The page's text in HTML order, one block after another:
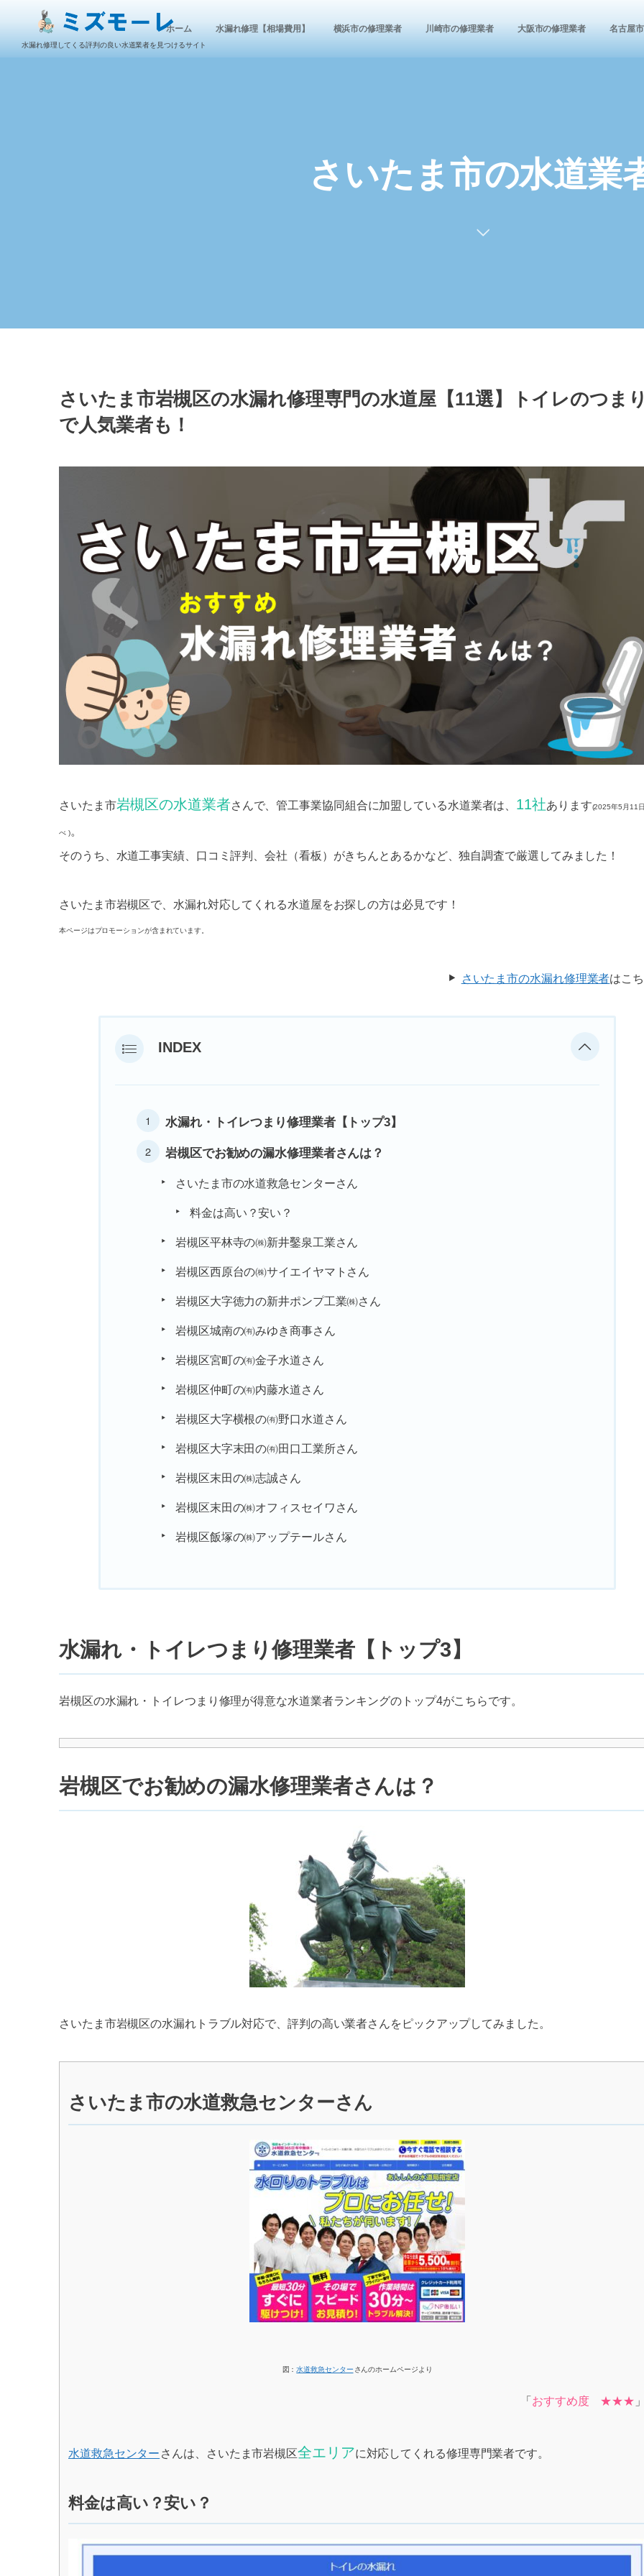
水漏れ修理してくる評判の良い水道業者を見つけるサイト
ホーム 水漏れ修理【相場費用】 横浜市の修理業者 川崎市の修理業者 大阪市の修理業者 名古屋
さいたま市の水道業
さいたま市岩槻区の水漏れ修理専門の水道屋【11選】トイレのつま
で人気業者も！
さいたま市岩槻区の水道業者さんで、管工事業協同組合に加盟している水道業者は、 11社あります(2025年5月11
べ )。
そのうち、水道工事実績、口コミ評判、会社（看板）がきちんとあるかなど、独自調査で厳選してみました！
さいたま市岩槻区で、水漏れ対応してくれる水道屋をお探しの方は必見です！
本ページはプロモーションが含まれています。
さいたま市の水漏れ修理業者はこ
INDEX
水漏れ・トイレつまり修理業者【トップ3】
岩槻区でお勧めの漏水修理業者さんは？
さいたま市の水道救急センターさん
料金は高い？安い？
岩槻区平林寺の㈱新井鑿泉工業さん
岩槻区西原台の㈱サイエイヤマトさん
岩槻区大字徳力の新井ポンプ工業㈱さん
岩槻区城南の㈲みゆき商事さん
岩槻区宮町の㈲金子水道さん
岩槻区仲町の㈲内藤水道さん
岩槻区大字横根の㈲野口水道さん
岩槻区大字末田の㈲田口工業所さん
岩槻区末田の㈱志誠さん
岩槻区末田の㈱オフィスセイワさん
岩槻区飯塚の㈱アップテールさん
水漏れ・トイレつまり修理業者【トップ3】
岩槻区の水漏れ・トイレつまり修理が得意な水道業者ランキングのトップ4がこちらです。
岩槻区でお勧めの漏水修理業者さんは？
さいたま市岩槻区の水漏れトラブル対応で、評判の高い業者さんをピックアップしてみました。
さいたま市の水道救急センターさん
図：水道救急センター さんのホームページより
「 おすすめ度 ★★★
水道救急センター さんは、さいたま市岩槻区全エリアに対応してくれる修理専門業者です。
料金は高い？安い？